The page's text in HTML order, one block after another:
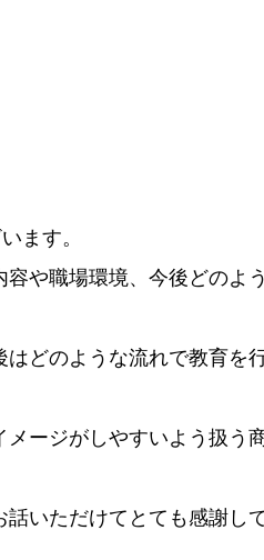
ます。
や職場環境、今後どのよ
どのような流れで教育を
ージがしやすいよう扱う
いただけてとても感謝し